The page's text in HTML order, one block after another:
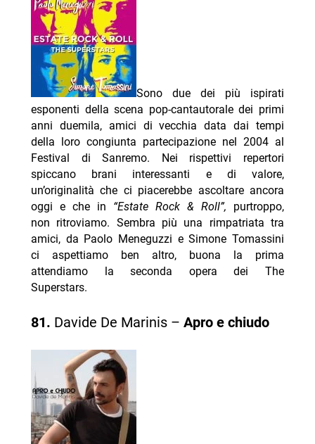
Sono due dei più ispirati
esponenti della scena pop-cantautorale dei primi
anni duemila, amici di vecchia data dai tempi
della loro congiunta partecipazione nel 2004 al
Festival di Sanremo. Nei rispettivi repertori
spiccano brani interessanti e di valore,
un’originalità che ci piacerebbe ascoltare ancora
oggi e che in “Estate Rock & Roll”, purtroppo,
non ritroviamo. Sembra più una rimpatriata tra
amici, da Paolo Meneguzzi e Simone Tomassini
ci aspettiamo ben altro, buona la prima
attendiamo la seconda opera dei The
Superstars.
81. Davide De Marinis – Apro e chiudo